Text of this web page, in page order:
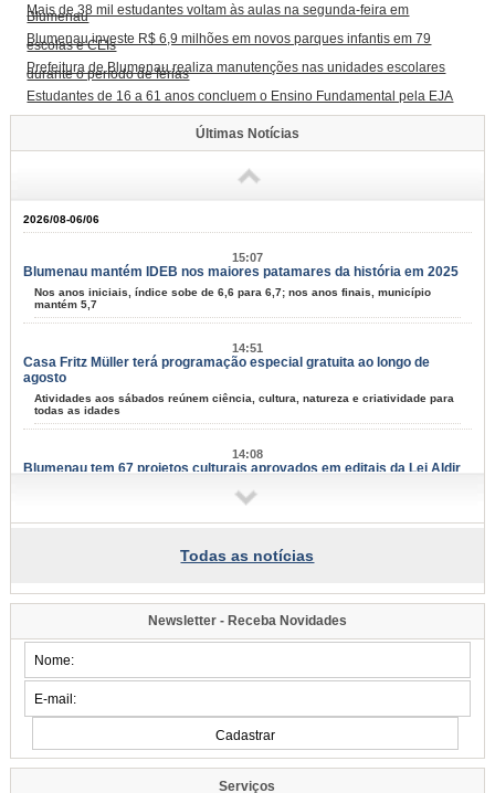
Mais de 38 mil estudantes voltam às aulas na segunda-feira em
Blumenau
Blumenau investe R$ 6,9 milhões em novos parques infantis em 79
escolas e CEIs
Prefeitura de Blumenau realiza manutenções nas unidades escolares
durante o período de férias
Estudantes de 16 a 61 anos concluem o Ensino Fundamental pela EJA
Últimas Notícias
2026/08-06/06
15:07
Blumenau mantém IDEB nos maiores patamares da história em 2025
Nos anos iniciais, índice sobe de 6,6 para 6,7; nos anos finais, município
mantém 5,7
14:51
Casa Fritz Müller terá programação especial gratuita ao longo de
agosto
Atividades aos sábados reúnem ciência, cultura, natureza e criatividade para
todas as idades
14:08
Blumenau tem 67 projetos culturais aprovados em editais da Lei Aldir
Resultado final foi divulgado nesta quinta-feira, dia 6; serão distribuídos mais
13:47
sábado, dia 8
comunidade para debater o avanço das modalidades paralímpicas
Oktoberfest Blumenau: inscrições para o Festival de Danças
Germânicas seguem abertas
Os interessados devem se inscrever até o dia 18 de agosto
10:25
Todas as notícias
Newsletter - Receba Novidades
Serviços